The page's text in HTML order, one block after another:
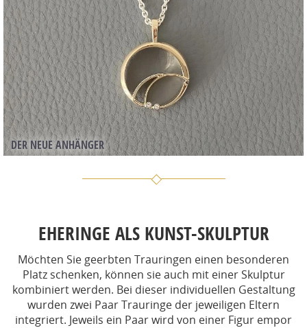
DER NEUE ANHÄNGER
EHERINGE ALS KUNST-SKULPTUR
Möchten Sie geerbten Trauringen einen besonderen
Platz schenken, können sie auch mit einer Skulptur
kombiniert werden. Bei dieser individuellen Gestaltung
wurden zwei Paar Trauringe der jeweiligen Eltern
integriert. Jeweils ein Paar wird von einer Figur empor